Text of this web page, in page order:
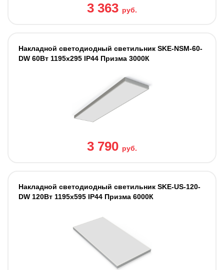
3 363 руб.
Накладной светодиодный светильник SKE-NSM-60-
DW 60Вт 1195x295 IP44 Призма 3000К
3 790 руб.
Накладной светодиодный светильник SKE-US-120-
DW 120Вт 1195х595 IP44 Призма 6000К